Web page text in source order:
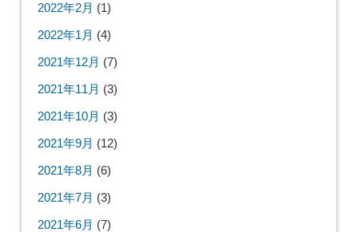
2022年2月 (1)
2022年1月 (4)
2021年12月 (7)
2021年11月 (3)
2021年10月 (3)
2021年9月 (12)
2021年8月 (6)
2021年7月 (3)
2021年6月 (7)